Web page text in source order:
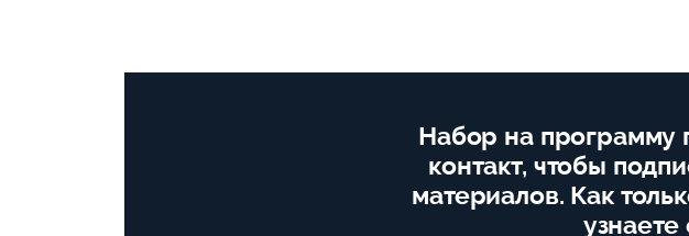
Набор на программу
контакт, чтобы
материалов. Как